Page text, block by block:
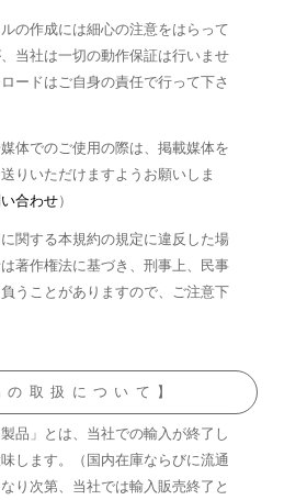
の作成には細心の注意をはらって
当社は一切の動作保証は行いませ
ードはご自身の責任で行って下さ
体でのご使用の際は、掲載媒体を
りいただけますようお願いしま
合わせ）
関する本規約の規定に違反した場
著作権法に基づき、刑事上、民事
うことがありますので、ご注意下
の取扱について】
製品」とは、当社での輸入が終了し
します。（国内在庫ならびに流通
り次第、当社では輸入販売終了と